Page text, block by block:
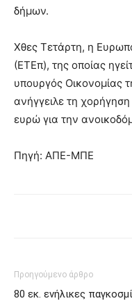
δήμων.
Χθες Τετάρτη, η
(ΕΤΕπ), της οποίας
υπουργός Οικονομίας
ανήγγειλε τη
ευρώ για την
Πηγή: ΑΠΕ-ΜΠΕ
Προηγούμενο άρθρο
80 εκ. ενήλικες